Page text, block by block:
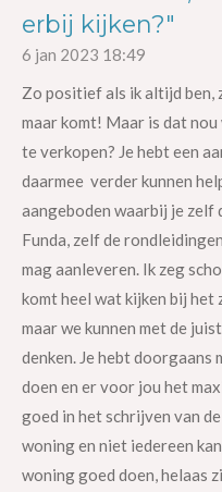
erbij kijken?"
6 jan 2023 18:49
Zo positief als ik altijd ben,
maar komt! Maar is dat
te verkopen? Je hebt een
daarmee verder kunnen
aangeboden waarbij je zelf
Funda, zelf de
mag aanleveren. Ik zeg
komt heel wat kijken bij het
maar we kunnen met de
denken. Je hebt doorgaans
doen en er voor jou het
goed in het schrijven van
woning en niet iedereen
woning goed doen, helaas